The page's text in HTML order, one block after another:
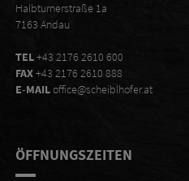
Halbturnerstraße 1a
7163 Andau
TEL+43 2176 2610 600
FAX+43 2176 2610 888
E-MAILoffice@scheiblhofer.at
ÖFFNUNGSZEITEN